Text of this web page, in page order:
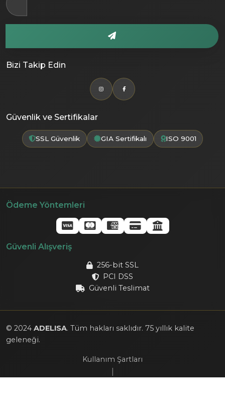
Bizi Takip Edin
Güvenlik ve Sertifikalar
SSL Güvenlik GIA Sertifikalı ISO 9001
Ödeme Yöntemleri
Güvenli Alışveriş
256-bit SSL
PCI DSS
Güvenli Teslimat
© 2024 ADELISA. Tüm hakları saklıdır. 75 yıllık kalite
geleneği.
Kullanım Şartları